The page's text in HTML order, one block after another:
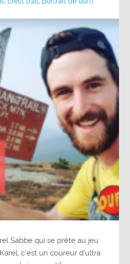
Sabbe qui se prête au jeu
c’est un coureur d’ultra